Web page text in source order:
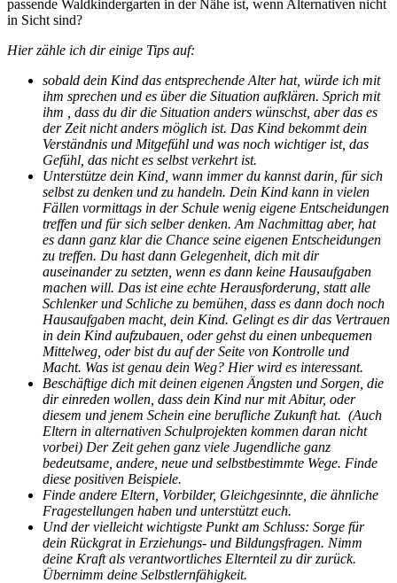
passende Waldkindergarten in der Nähe ist, wenn Alternativen nicht
in Sicht sind?
Hier zähle ich dir einige Tips auf:
sobald dein Kind das entsprechende Alter hat, würde ich mit
ihm sprechen und es über die Situation aufklären. Sprich mit
ihm , dass du dir die Situation anders wünschst, aber das es
der Zeit nicht anders möglich ist. Das Kind bekommt dein
Verständnis und Mitgefühl und was noch wichtiger ist, das
Gefühl, das nicht es selbst verkehrt ist.
Unterstütze dein Kind, wann immer du kannst darin, für sich
selbst zu denken und zu handeln. Dein Kind kann in vielen
Fällen vormittags in der Schule wenig eigene Entscheidungen
treffen und für sich selber denken. Am Nachmittag aber, hat
es dann ganz klar die Chance seine eigenen Entscheidungen
zu treffen. Du hast dann Gelegenheit, dich mit dir
auseinander zu setzten, wenn es dann keine Hausaufgaben
machen will. Das ist eine echte Herausforderung, statt alle
Schlenker und Schliche zu bemühen, dass es dann doch noch
Hausaufgaben macht, dein Kind. Gelingt es dir das Vertrauen
in dein Kind aufzubauen, oder gehst du einen unbequemen
Mittelweg, oder bist du auf der Seite von Kontrolle und
Macht. Was ist genau dein Weg? Hier wird es interessant.
Beschäftige dich mit deinen eigenen Ängsten und Sorgen, die
dir einreden wollen, dass dein Kind nur mit Abitur, oder
diesem und jenem Schein eine berufliche Zukunft hat. (Auch
Eltern in alternativen Schulprojekten kommen daran nicht
vorbei) Der Zeit gehen ganz viele Jugendliche ganz
bedeutsame, andere, neue und selbstbestimmte Wege. Finde
diese positiven Beispiele.
Finde andere Eltern, Vorbilder, Gleichgesinnte, die ähnliche
Fragestellungen haben und unterstützt euch.
Und der vielleicht wichtigste Punkt am Schluss: Sorge für
dein Rückgrat in Erziehungs- und Bildungsfragen. Nimm
deine Kraft als verantwortliches Elternteil zu dir zurück.
Übernimm deine Selbstlernfähigkeit.